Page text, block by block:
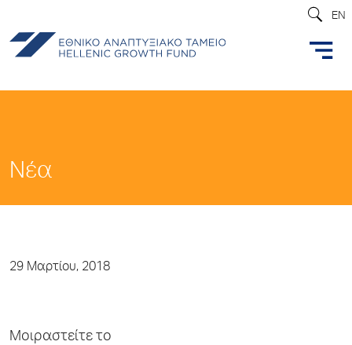
EN
Νέα
29 Μαρτίου, 2018
Μοιραστείτε το